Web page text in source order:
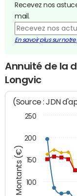
Recevez nos
mail.
En savoir plus sur
Annuité de la
Longvic
Montants (€)
(Source : JDN
100
150
200
250